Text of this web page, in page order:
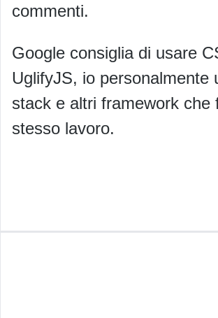
commenti.
Google consiglia di usare
UglifyJS, io personalmente
stack e altri framework che
stesso lavoro.